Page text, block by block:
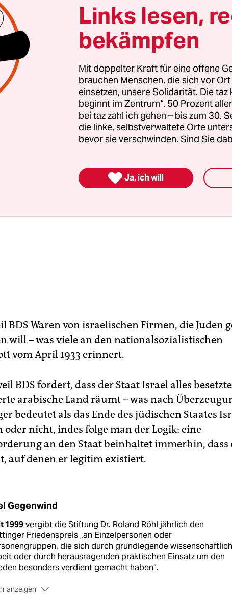
beziehungsweise
den
fernzubleiben oder sich von ihnen zu
ist, dass die „Jüdische Stimme“ die
and Sanctions“(BDS) unterstützt. Und
und bisher auch durchgehaltenen
die dazu von der Sache berufen oder eben auch
für antisemitisch erklärt.
BDS Waren von israelischen Firmen, die Juden
will – was viele an den nationalsozialistischen
vom April 1933 erinnert.
BDS fordert, dass der Staat Israel alles
arabische Land räumt – was nach
bedeutet als das Ende des jüdischen Staates
oder nicht, indes folge man der Logik: eine
an den Staat beinhaltet immerhin, dass
auf denen er legitim existiert.
Gegenwind
1999vergibt die Stiftung Dr. Roland Röhl jährlich den
Friedenspreis „an Einzelpersonen oder
die sich durch grundlegende
oder durch herausragenden praktischen Einsatz um den
besonders verdient gemacht haben“.
anzeigen
Links lesen,
bekämpfen
Mit doppelter Kraft für eine offene
brauchen Menschen, die sich vor
einsetzen, unsere Solidarität. Die
beginnt im Zentrum“. 50 Prozent
bei taz zahl ich gehen – bis zum 30.
die linke, selbstverwaltete Orte
bevor sie verschwinden. Sind Sie
 Ja, ich will